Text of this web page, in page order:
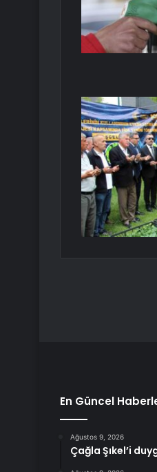
En Güncel
Ağustos 9, 2026
Çağla Şıkel’i